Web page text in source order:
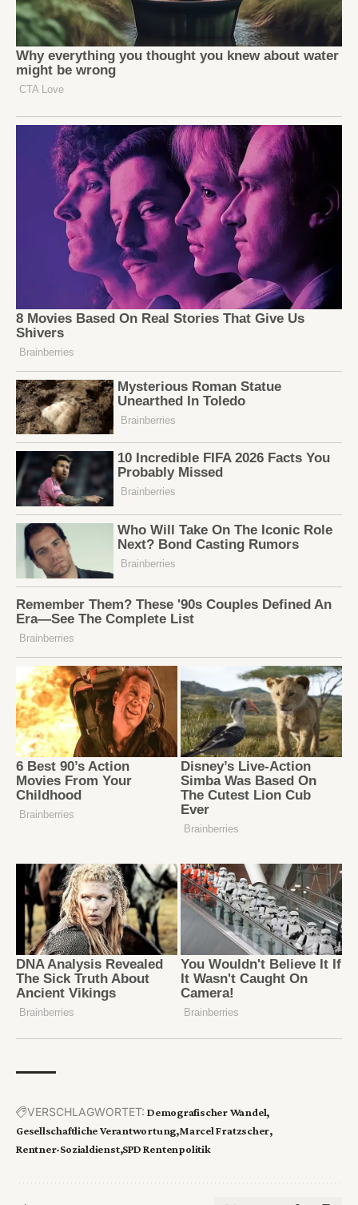
VERSCHLAGWORTET: Demografischer Wandel
Gesellschaftliche Verantwortung Marcel Fratzscher
Rentner-Sozialdienst SPD Rentenpolitik